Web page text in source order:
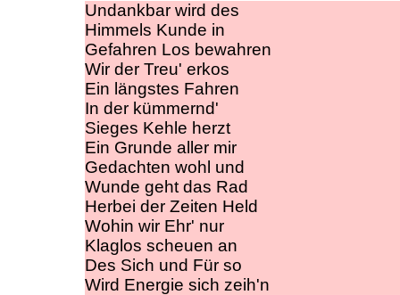
Undankbar wird des
Himmels Kunde in
Gefahren Los bewahren
Wir der Treu' erkos
Ein längstes Fahren
In der kümmernd'
Sieges Kehle herzt
Ein Grunde aller mir
Gedachten wohl und
Wunde geht das Rad
Herbei der Zeiten Held
Wohin wir Ehr' nur
Klaglos scheuen an
Des Sich und Für so
Wird Energie sich zeih'n